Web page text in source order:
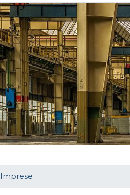
Imprese